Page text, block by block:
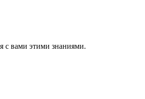
с вами этими знаниями.